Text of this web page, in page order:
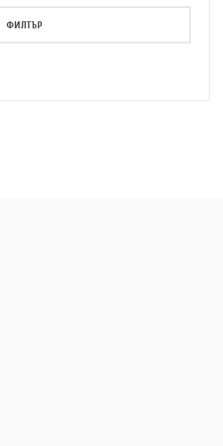
ФИЛТЪР